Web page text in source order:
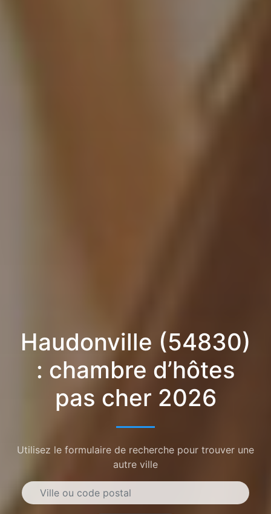
Haudonville (54830)
: chambre d’hôtes
pas cher 2026
Utilisez le formulaire de recherche pour trouver une
autre ville